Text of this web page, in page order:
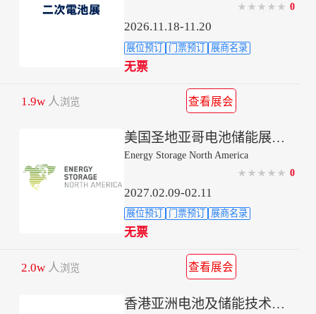
★ ★ ★ ★ ★ 0
2026.11.18-11.20
展位预订 门票预订 展商名录
无票
1.9w人浏览 查看展会
美国圣地亚哥电池储能展览会
Energy Storage North America
★ ★ ★ ★ ★ 0
2027.02.09-02.11
展位预订 门票预订 展商名录
无票
2.0w人浏览 查看展会
香港亚洲电池及储能技术展TBSA